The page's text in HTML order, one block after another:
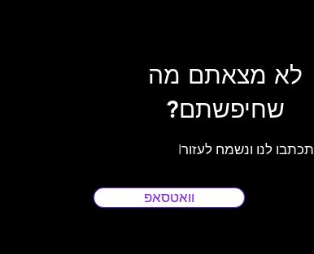
לא מצאתם מה
שחיפשתם?
Iתכתבו לנו ונשמח לעזור
וואטסאפ